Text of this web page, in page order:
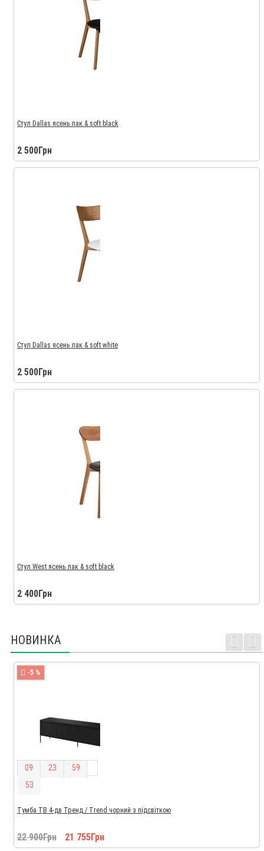
Стул Dallas ясень лак & soft black
2 500Грн
Стул Dallas ясень лак & soft white
2 500Грн
Стул West ясень лак & soft black
2 400Грн
НОВИНКА
-5 %
09 23 59
52
Тумба ТВ 4-дв Тренд / Trend чорний з підсвіткою
22 900Грн 21 755Грн